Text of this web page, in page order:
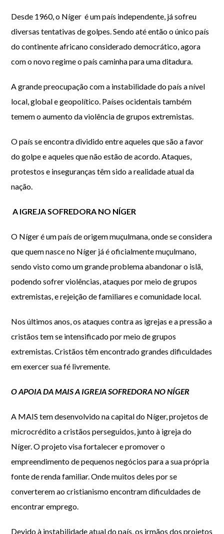
Desde 1960, o Níger é um país independente, já sofreu
diversas tentativas de golpes. Sendo até então o único país
do continente africano considerado democrático, agora
com o novo regime o país caminha para uma ditadura.
A grande preocupação com a instabilidade do país a nível
local, global e geopolítico. Países ocidentais também
temem o aumento da violência de grupos extremistas.
O país se encontra dividido entre aqueles que são a favor
do golpe e aqueles que não estão de acordo. Ataques,
protestos e inseguranças têm sido a realidade atual da
nação.
A IGREJA SOFREDORA NO NÍGER
O Níger é um país de origem muçulmana, onde se considera
que quem nasce no Níger já é oficialmente muçulmano,
sendo visto como um grande problema abandonar o islã,
podendo sofrer violências, ataques por meio de grupos
extremistas, e rejeição de familiares e comunidade local.
Nos últimos anos, os ataques contra as igrejas e a pressão a
cristãos tem se intensificado por meio de grupos
extremistas. Cristãos têm encontrado grandes dificuldades
em exercer sua fé livremente.
O APOIA DA MAIS A IGREJA SOFREDORA NO NÍGER
A MAIS tem desenvolvido na capital do Níger, projetos de
microcrédito a cristãos perseguidos, junto à igreja do
Níger. O projeto visa fortalecer e promover o
empreendimento de pequenos negócios para a sua própria
fonte de renda familiar. Onde muitos deles por se
converterem ao cristianismo encontram dificuldades de
encontrar emprego.
Devido à instabilidade atual do país, os irmãos dos projetos